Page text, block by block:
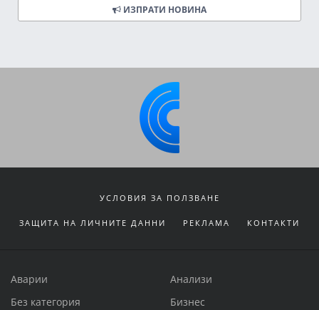
ИЗПРАТИ НОВИНА
УСЛОВИЯ ЗА ПОЛЗВАНЕ
ЗАЩИТА НА ЛИЧНИТЕ ДАННИ РЕКЛАМА КОНТАКТИ
Аварии
Анализи
Без категория
Бизнес